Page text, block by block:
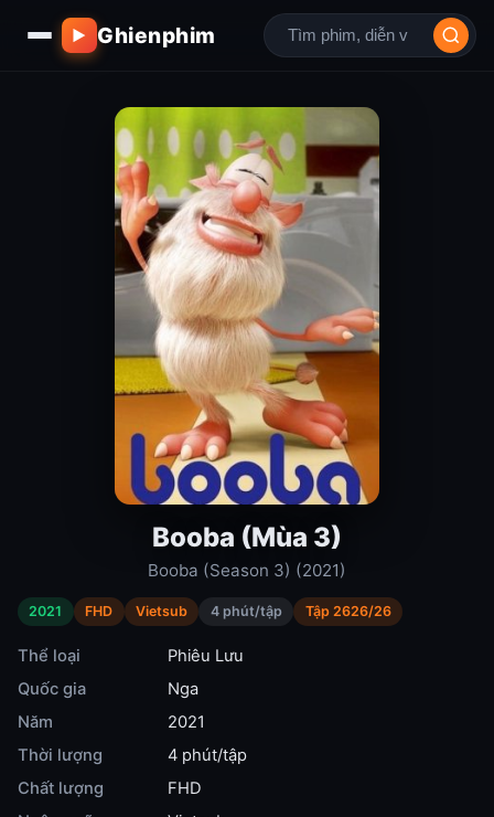
▶ Ghienphim
Booba (Mùa 3)
Booba (Season 3) (2021)
2021 FHD Vietsub 4 phút/tập Tập 2626/26
Thể loại
Phiêu Lưu
Quốc gia
Nga
Năm
2021
Thời lượng
4 phút/tập
Chất lượng
FHD